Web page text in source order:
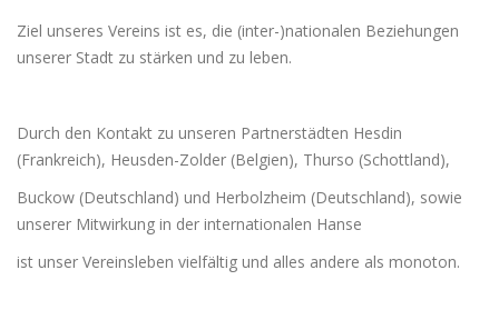
Ziel unseres Vereins ist es, die (inter-)nationalen Beziehungen
unserer Stadt zu stärken und zu leben.
Durch den Kontakt zu unseren Partnerstädten Hesdin
(Frankreich), Heusden-Zolder (Belgien), Thurso (Schottland),
Buckow (Deutschland) und Herbolzheim (Deutschland), sowie
unserer Mitwirkung in der internationalen Hanse
ist unser Vereinsleben vielfältig und alles andere als monoton.